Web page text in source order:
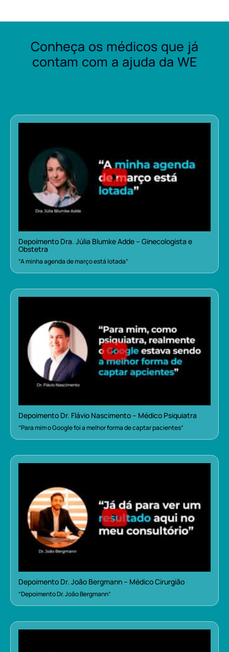
Conheça os médicos que já
contam com a ajuda da WE
Depoimento Dra. Júlia Blumke Adde – Ginecologista e
Obstetra
“A minha agenda de março está lotada”
Depoimento Dr. Flávio Nascimento – Médico Psiquiatra
“Para mim o Google foi a melhor forma de captar pacientes”
Depoimento Dr. João Bergmann – Médico Cirurgião
“Depoimento Dr. João Bergmann”